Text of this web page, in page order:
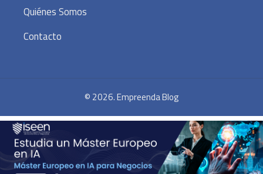
Quiénes Somos
Contacto
© 2026. Empreenda Blog